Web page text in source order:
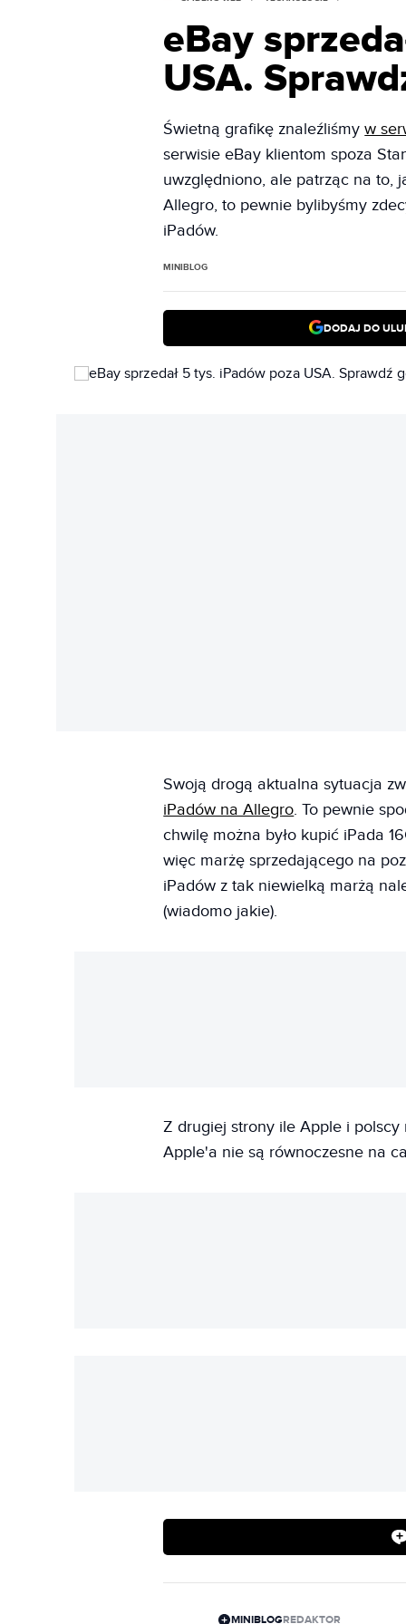
eBay
USA.
Świetną grafikę znaleźliśmyw
serwisie eBay klientom spoza
uwzględniono, ale patrząc na to,
Allegro, to pewnie bylibyśmy
iPadów.
MINIBLOG
DODAJ DO
Swoją drogą aktualna sytuacja
iPadów na Allegro. To pewnie
chwilę można było kupić iPada
więc marżę sprzedającego na
iPadów z tak niewielką marżą
(wiadomo jakie).
Z drugiej strony ile Apple i
Apple'a nie są równoczesne na
MINIBLOGREDAKTOR